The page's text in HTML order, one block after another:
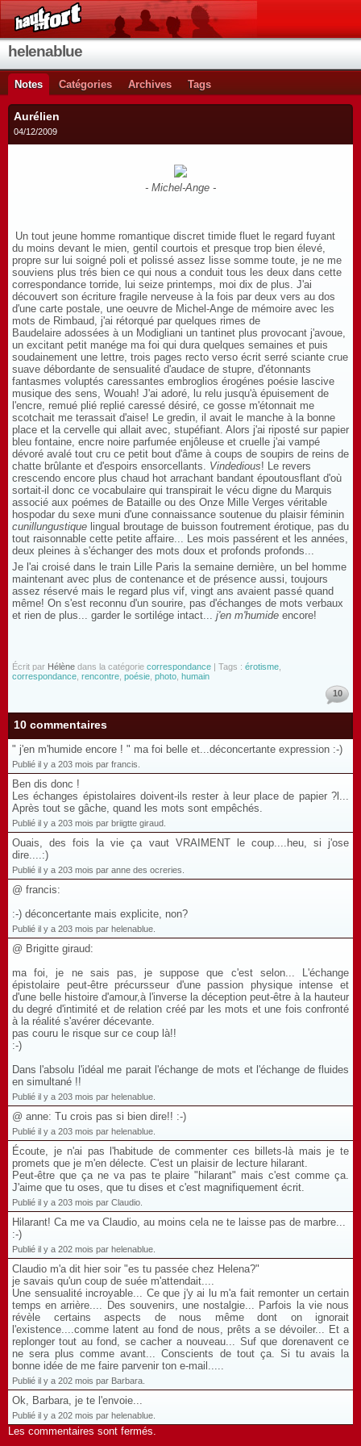
helenablue
Notes Catégories Archives Tags
Aurélien
04/12/2009
- Michel-Ange -
Un tout jeune homme romantique discret timide fluet le regard fuyant
du moins devant le mien, gentil courtois et presque trop bien élevé,
propre sur lui soigné poli et polissé assez lisse somme toute, je ne me
souviens plus trés bien ce qui nous a conduit tous les deux dans cette
correspondance torride, lui seize printemps, moi dix de plus. J'ai
découvert son écriture fragile nerveuse à la fois par deux vers au dos
d'une carte postale, une oeuvre de Michel-Ange de mémoire avec les
mots de Rimbaud, j'ai rétorqué par quelques rimes de
Baudelaire adossées à un Modigliani un tantinet plus provocant j'avoue,
un excitant petit manége ma foi qui dura quelques semaines et puis
soudainement une lettre, trois pages recto verso écrit serré sciante crue
suave débordante de sensualité d'audace de stupre, d'étonnants
fantasmes voluptés caressantes embroglios érogénes poésie lascive
musique des sens, Wouah! J'ai adoré, lu relu jusqu'à épuisement de
l'encre, remué plié replié caressé désiré, ce gosse m'étonnait me
scotchait me terassait d'aise! Le gredin, il avait le manche à la bonne
place et la cervelle qui allait avec, stupéfiant. Alors j'ai riposté sur papier
bleu fontaine, encre noire parfumée enjôleuse et cruelle j'ai vampé
dévoré avalé tout cru ce petit bout d'âme à coups de soupirs de reins de
chatte brûlante et d'espoirs ensorcellants. Vindedious! Le revers
crescendo encore plus chaud hot arrachant bandant époutousflant d'où
sortait-il donc ce vocabulaire qui transpirait le vécu digne du Marquis
associé aux poémes de Bataille ou des Onze Mille Verges véritable
hospodar du sexe muni d'une connaissance soutenue du plaisir féminin
cunillungustique lingual broutage de buisson foutrement érotique, pas du
tout raisonnable cette petite affaire... Les mois passérent et les années,
deux pleines à s'échanger des mots doux et profonds profonds...
Je l'ai croisé dans le train Lille Paris la semaine dernière, un bel homme
maintenant avec plus de contenance et de présence aussi, toujours
assez réservé mais le regard plus vif, vingt ans avaient passé quand
même! On s'est reconnu d'un sourire, pas d'échanges de mots verbaux
et rien de plus... garder le sortilége intact... j'en m'humide encore!
Écrit par Hélène dans la catégorie correspondance | Tags : érotisme
correspondance rencontre poésie photo humain
10
10 commentaires
" j'en m'humide encore ! " ma foi belle et...déconcertante expression :-)
Publié il y a 203 mois par francis.
Ben dis donc !
Les échanges épistolaires doivent-ils rester à leur place de papier ?l...
Après tout se gâche, quand les mots sont empêchés.
Publié il y a 203 mois par briigtte giraud.
Ouais, des fois la vie ça vaut VRAIMENT le coup....heu, si j'ose
dire....:)
Publié il y a 203 mois par anne des ocreries.
@ francis:
:-) déconcertante mais explicite, non?
Publié il y a 203 mois par helenablue.
@ Brigitte giraud:
ma foi, je ne sais pas, je suppose que c'est selon... L'échange
épistolaire peut-être précursseur d'une passion physique intense et
d'une belle histoire d'amour,à l'inverse la déception peut-être à la hauteur
du degré d'intimité et de relation créé par les mots et une fois confronté
à la réalité s'avérer décevante.
pas couru le risque sur ce coup là!!
:-)
Dans l'absolu l'idéal me parait l'échange de mots et l'échange de fluides
en simultané !!
Publié il y a 203 mois par helenablue.
@ anne: Tu crois pas si bien dire!! :-)
Publié il y a 203 mois par helenablue.
Écoute, je n'ai pas l'habitude de commenter ces billets-là mais je te
promets que je m'en délecte. C'est un plaisir de lecture hilarant.
Peut-être que ça ne va pas te plaire "hilarant" mais c'est comme ça.
J'aime que tu oses, que tu dises et c'est magnifiquement écrit.
Publié il y a 203 mois par Claudio.
Hilarant! Ca me va Claudio, au moins cela ne te laisse pas de marbre...
:-)
Publié il y a 202 mois par helenablue.
Claudio m'a dit hier soir "es tu passée chez Helena?"
je savais qu'un coup de suée m'attendait....
Une sensualité incroyable... Ce que j'y ai lu m'a fait remonter un certain
temps en arrière.... Des souvenirs, une nostalgie... Parfois la vie nous
révèle certains aspects de nous même dont on ignorait
l'existence....comme latent au fond de nous, prêts a se dévoiler... Et a
replonger tout au fond, se cacher a nouveau... Suf que dorenavent ce
ne sera plus comme avant... Conscients de tout ça. Si tu avais la
bonne idée de me faire parvenir ton e-mail.....
Publié il y a 202 mois par Barbara.
Ok, Barbara, je te l'envoie...
Publié il y a 202 mois par helenablue.
Les commentaires sont fermés.